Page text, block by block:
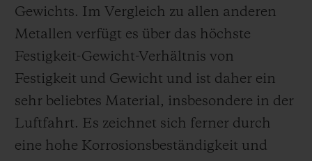
Gewichts. Im Vergleich zu allen anderen
Metallen verfügt es über das höchste
Festigkeit-Gewicht-Verhältnis von
Festigkeit und Gewicht und ist daher ein
sehr beliebtes Material, insbesondere in der
Luftfahrt. Es zeichnet sich ferner durch
eine hohe Korrosionsbeständigkeit und